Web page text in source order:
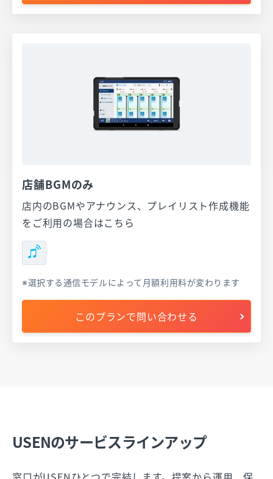
店舗BGMのみ
店内のBGMやアナウンス、プレイリスト作成機能
をご利用の場合はこちら
選択する通信モデルによって月額利用料が変わります
このプランで問い合わせる
USENのサービスラインアップ